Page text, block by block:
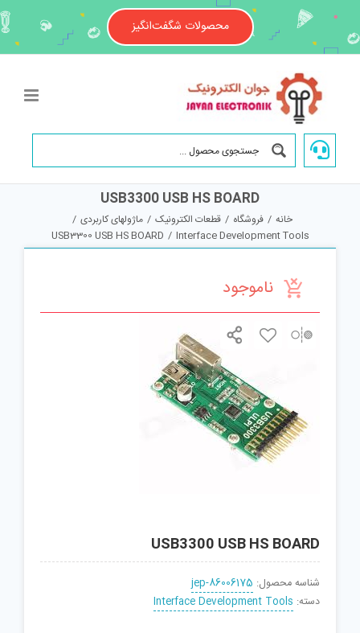
content
محصولات شگفت‌انگیز
USB3300 USB HS BOARD
خانه / فروشگاه / قطعات الکترونیک / ماژولهای کاربردی /
Interface Development Tools
/
USB3300 USB HS BOARD
ناموجود
USB3300 USB HS BOARD
شناسه محصول: jep-86006175
دسته: Interface Development Tools